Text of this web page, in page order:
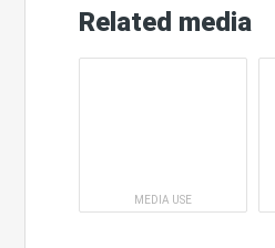
Related media
MEDIA USE